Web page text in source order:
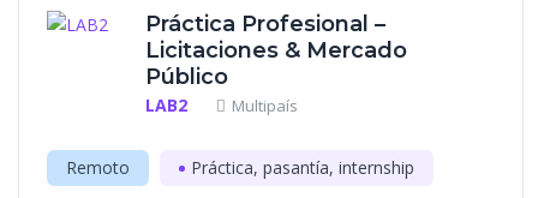
Práctica Profesional –
Licitaciones & Mercado
Público
LAB2 Multipaís
Remoto Práctica, pasantía, internship